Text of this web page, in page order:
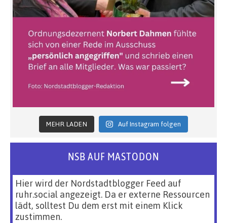
MEHR LADEN Auf Instagram folgen
NSB AUF MASTODON
Hier wird der Nordstadtblogger Feed auf
ruhr.social angezeigt. Da er externe Ressourcen
lädt, solltest Du dem erst mit einem Klick
zustimmen.